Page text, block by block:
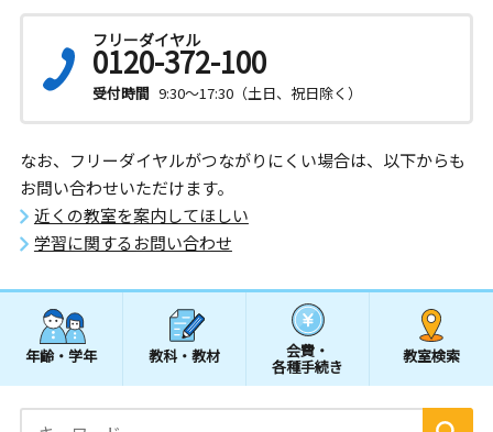
フリーダイヤル
0120-372-100
受付時間 9:30～17:30（土日、祝日除く）
なお、フリーダイヤルがつながりにくい場合は、以下からも
お問い合わせいただけます。
近くの教室を案内してほしい
学習に関するお問い合わせ
年齢・学年 教科・教材 会費・
各種手続き
教室検索